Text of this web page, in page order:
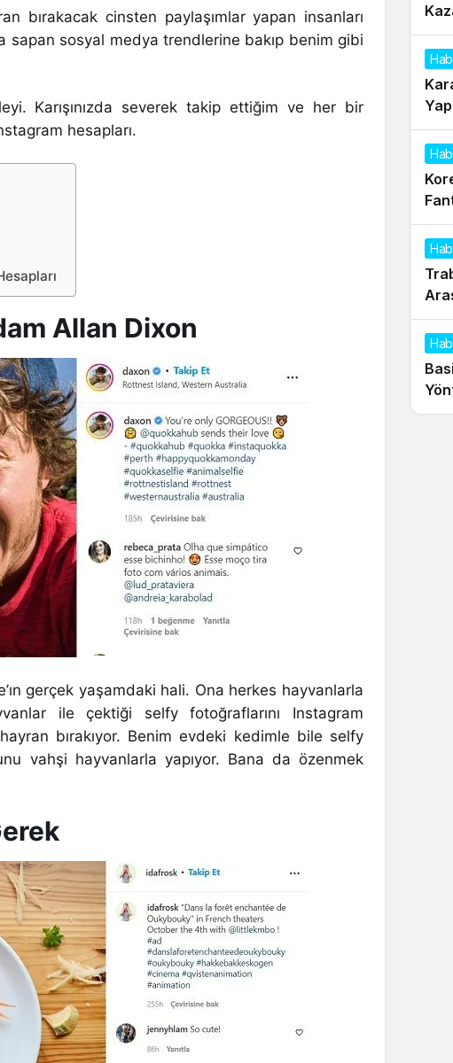
bırakacak cinsten paylaşımlar yapan insanları
sosyal medya trendlerine bakıp benim gibi
Karışınızda severek takip ettiğim ve her bir
hesapları.
Allan Dixon
gerçek yaşamdaki hali. Ona herkes hayvanlarla
ile çektiği selfy fotoğraflarını Instagram
bırakıyor. Benim evdeki kedimle bile selfy
vahşi hayvanlarla yapıyor. Bana da özenmek